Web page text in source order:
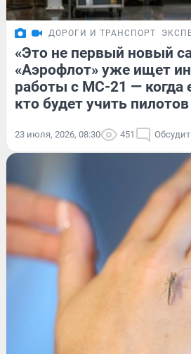
ДОРОГИ И ТРАНСПОРТ
«Это не первый новый
«Аэрофлот» уже ищет
работы с МС-21 — когда
кто будет учить пилотов
23 июля, 2026, 08:30 451